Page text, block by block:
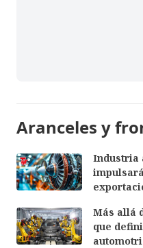
Aranceles y
Industria
Más allá
que